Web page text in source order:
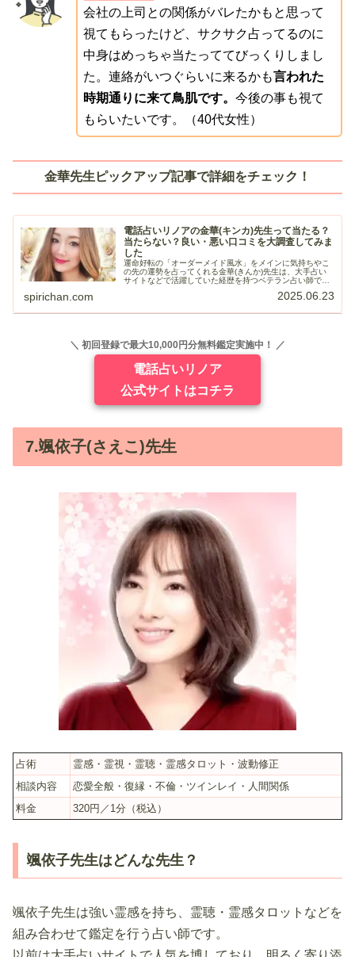
会社の上司との関係がバレたかもと思って
視てもらったけど、サクサク占ってるのに
中身はめっちゃ当たっててびっくりしまし
た。連絡がいつぐらいに来るかも言われた
時期通りに来て鳥肌です。 今後の事も視て
もらいたいです。（40代女性）
金華先生ピックアップ記事で詳細をチェック！
電話占いリノアの金華(キンカ)先生って当たる？
当たらない？良い・悪い口コミを大調査してみま
した
運命好転の「オーダーメイド風水」をメインに気持ちやこ
の先の運勢を占ってくれる金華(きんか)先生は、大手占い
サイトなどで活躍していた経歴を持つベテラン占い師で
spirichan.com 2025.06.23
＼ 初回登録で最大10,000円分無料鑑定実施中！ ／
電話占いリノア
公式サイトはコチラ
7.颯依子(さえこ)先生
占術
霊感・霊視・霊聴・霊感タロット・波動修正
相談内容
恋愛全般・復縁・不倫・ツインレイ・人間関係
料金
320円／1分（税込）
颯依子先生はどんな先生？
颯依子先生は強い霊感を持ち、霊聴・霊感タロットなどを
組み合わせて鑑定を行う占い師です。